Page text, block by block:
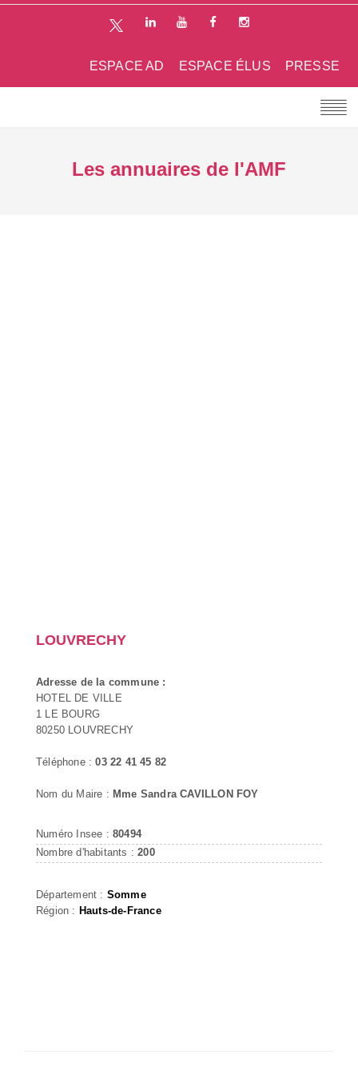
PRESSE
ESPACE ÉLUS
ESPACE AD
Les annuaires de l'AMF
LOUVRECHY
Adresse de la commune :
HOTEL DE VILLE
1 LE BOURG
80250 LOUVRECHY
Téléphone :03 22 41 45 82
Nom du Maire : Mme Sandra CAVILLON FOY
Numéro Insee : 80494
Nombre d'habitants :200
Département : Somme
Région : Hauts-de-France